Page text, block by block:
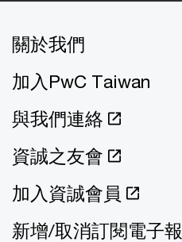
關於我們
加入PwC Taiwan
與我們連絡
資誠之友會
加入資誠會員
新增/取消訂閱電子報